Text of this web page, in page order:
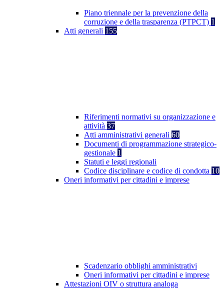
Piano triennale per la prevenzione della
corruzione e della trasparenza (PTPCT) 1
Atti generali 155
Riferimenti normativi su organizzazione e
attività 37
Atti amministrativi generali 60
Documenti di programmazione strategico-
gestionale 1
Statuti e leggi regionali
Codice disciplinare e codice di condotta 10
Oneri informativi per cittadini e imprese
Scadenzario obblighi amministrativi
Oneri informativi per cittadini e imprese
Attestazioni OIV o struttura analoga